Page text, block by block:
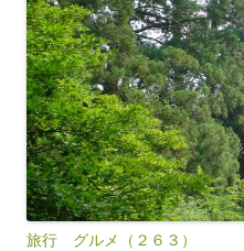
旅行 グルメ（２６３）